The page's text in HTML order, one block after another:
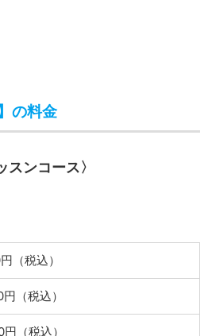
の料金
スンコース〉
（税込）
（税込）
（税込）